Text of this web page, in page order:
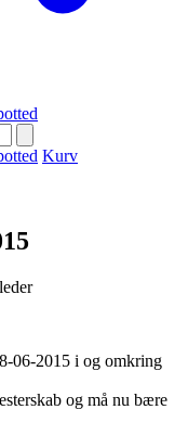
Kurv
06-2015 i og omkring
og må nu bære